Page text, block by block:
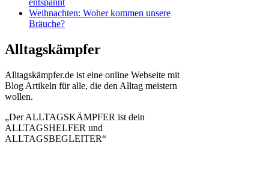
entspannt
Weihnachten: Woher kommen unsere
Bräuche?
Alltagskämpfer
Alltagskämpfer.de ist eine online Webseite mit
Blog Artikeln für alle, die den Alltag meistern
wollen.
„Der ALLTAGSKÄMPFER ist dein
ALLTAGSHELFER und
ALLTAGSBEGLEITER“